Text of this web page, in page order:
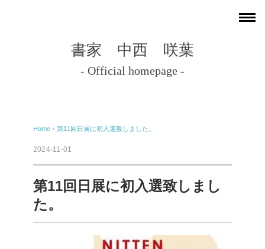
書家 中西 咲葉
- Official homepage -
Home › 第11回日展に初入選致しました。
2024-11-01
第11回日展に初入選致しまし
た。